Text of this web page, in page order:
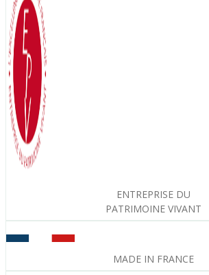
ENTREPRISE DU
PATRIMOINE VIVANT
MADE IN FRANCE